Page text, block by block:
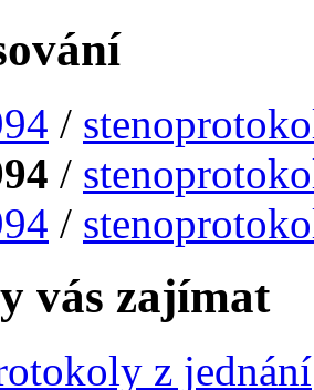
/
/
/
vás zajímat
z jednání